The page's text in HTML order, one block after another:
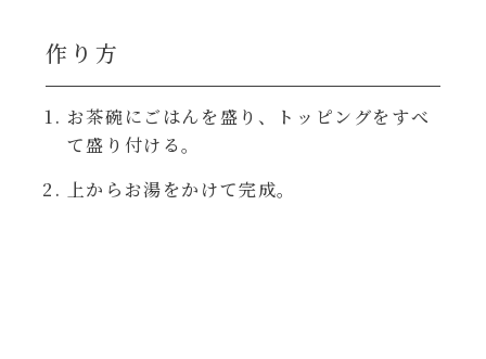
レンジ調理
お子さま
節分
ハコネーゼ イカスミ
ハコネーゼ ボンゴレ
作り方
お茶碗にごはんを盛り、トッピングをすべ
て盛り付ける。
上からお湯をかけて完成。